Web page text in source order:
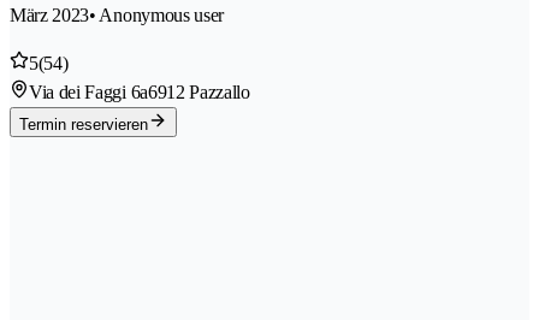
März 2023• Anonymous user
5(54)
Via dei Faggi 6a6912 Pazzallo
Termin reservieren